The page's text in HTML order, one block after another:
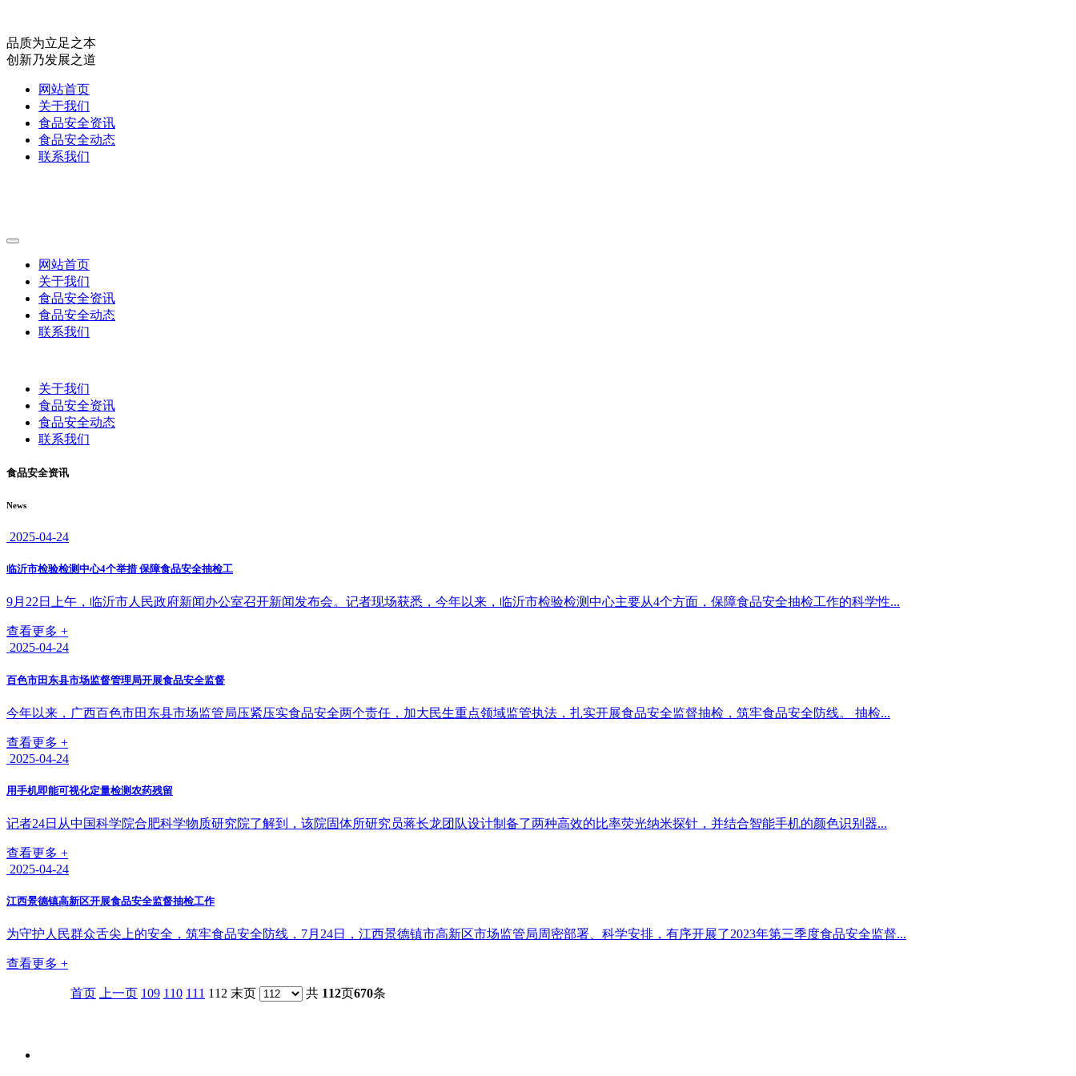
品质为立足之本
创新乃发展之道
网站首页
关于我们
食品安全资讯
食品安全动态
联系我们
网站首页
关于我们
食品安全资讯
食品安全动态
联系我们
关于我们
食品安全资讯
食品安全动态
联系我们
食品安全资讯
News
2025-04-24
临沂市检验检测中心4个举措 保障食品安全抽检工
9月22日上午，临沂市人民政府新闻办公室召开新闻发布会。记者现场获悉，今年以来，临沂市检验检测中心主要从4个方面，保障食品安全抽检工作的科学性...
查看更多 +
2025-04-24
百色市田东县市场监督管理局开展食品安全监督
今年以来，广西百色市田东县市场监管局压紧压实食品安全两个责任，加大民生重点领域监管执法，扎实开展食品安全监督抽检，筑牢食品安全防线。 抽检...
查看更多 +
2025-04-24
用手机即能可视化定量检测农药残留
记者24日从中国科学院合肥科学物质研究院了解到，该院固体所研究员蒋长龙团队设计制备了两种高效的比率荧光纳米探针，并结合智能手机的颜色识别器...
查看更多 +
2025-04-24
江西景德镇高新区开展食品安全监督抽检工作
为守护人民群众舌尖上的安全，筑牢食品安全防线，7月24日，江西景德镇市高新区市场监管局周密部署、科学安排，有序开展了2023年第三季度食品安全监督...
查看更多 +
首页 上一页 109 110 111 112 末页 共 112页670条